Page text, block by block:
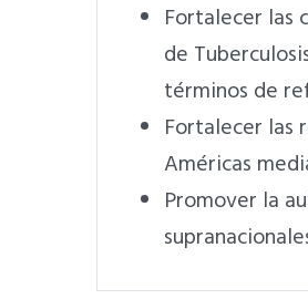
Fortalecer las
de
términos de
Fortalecer las
Américas
Promover la